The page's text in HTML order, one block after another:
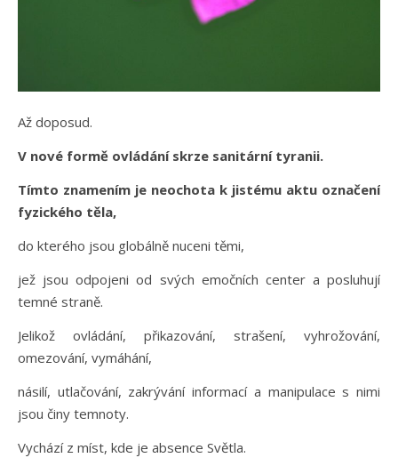
Až doposud.
V nové formě ovládání skrze sanitární tyranii.
Tímto znamením je neochota k jistému aktu označení
fyzického těla,
do kterého jsou globálně nuceni těmi,
jež jsou odpojeni od svých emočních center a posluhují
temné straně.
Jelikož ovládání, přikazování, strašení, vyhrožování,
omezování, vymáhání,
násilí, utlačování, zakrývání informací a manipulace s nimi
jsou činy temnoty.
Vychází z míst, kde je absence Světla.